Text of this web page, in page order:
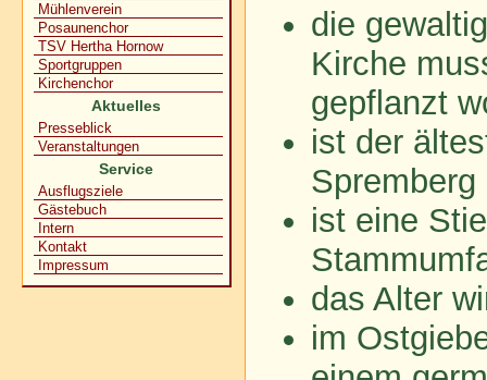
Mühlenverein
Posaunenchor
TSV Hertha Hornow
Sportgruppen
Kirchenchor
Aktuelles
Presseblick
Veranstaltungen
Service
Ausflugsziele
Gästebuch
Intern
Kontakt
Impressum
die
Kirche
gepflanzt
ist der
Spremberg
ist eine
das Alter
im